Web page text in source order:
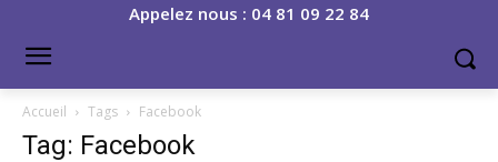
Appelez nous : 04 81 09 22 84
Accueil Tags Facebook
Tag: Facebook